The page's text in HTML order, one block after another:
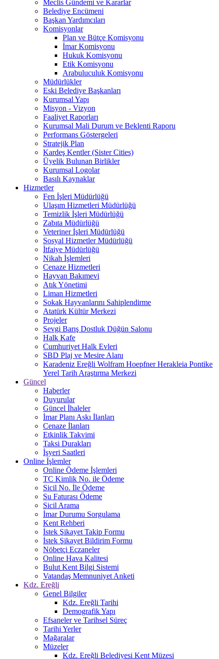
Meclis Gündemi ve Kararlar
Belediye Encümeni
Başkan Yardımcıları
Komisyonlar
Plan ve Bütçe Komisyonu
İmar Komisyonu
Hukuk Komisyonu
Etik Komisyonu
Arabuluculuk Komisyonu
Müdürlükler
Eski Belediye Başkanları
Kurumsal Yapı
Misyon - Vizyon
Faaliyet Raporları
Kurumsal Mali Durum ve Beklenti Raporu
Performans Göstergeleri
Stratejik Plan
Kardeş Kentler (Sister Cities)
Üyelik Bulunan Birlikler
Kurumsal Logolar
Basılı Kaynaklar
Hizmetler
Fen İşleri Müdürlüğü
Ulaşım Hizmetleri Müdürlüğü
Temizlik İşleri Müdürlüğü
Zabıta Müdürlüğü
Veteriner İşleri Müdürlüğü
Sosyal Hizmetler Müdürlüğü
İtfaiye Müdürlüğü
Nikah İşlemleri
Cenaze Hizmetleri
Hayvan Bakımevi
Atık Yönetimi
Liman Hizmetleri
Sokak Hayvanlarını Sahiplendirme
Atatürk Kültür Merkezi
Projeler
Sevgi Barış Dostluk Düğün Salonu
Halk Kafe
Cumhuriyet Halk Evleri
SBD Plaj ve Mesire Alanı
Karadeniz Ereğli Wolfram Hoepfner Herakleia Pontike
Yerel Tarih Araştırma Merkezi
Güncel
Haberler
Duyurular
Güncel İhaleler
İmar Planı Askı İlanları
Cenaze İlanları
Etkinlik Takvimi
Taksi Durakları
İşyeri Saatleri
Online İşlemler
Online Ödeme İşlemleri
TC Kimlik No. ile Ödeme
Sicil No. İle Ödeme
Su Faturası Ödeme
Sicil Arama
İmar Durumu Sorgulama
Kent Rehberi
İstek Şikayet Takip Formu
İstek Şikayet Bildirim Formu
Nöbetçi Eczaneler
Online Hava Kalitesi
Bulut Kent Bilgi Sistemi
Vatandaş Memnuniyet Anketi
Kdz. Ereğli
Genel Bilgiler
Kdz. Ereğli Tarihi
Demografik Yapı
Efsaneler ve Tarihsel Süreç
Tarihi Yerler
Mağaralar
Müzeler
Kdz. Ereğli Belediyesi Kent Müzesi